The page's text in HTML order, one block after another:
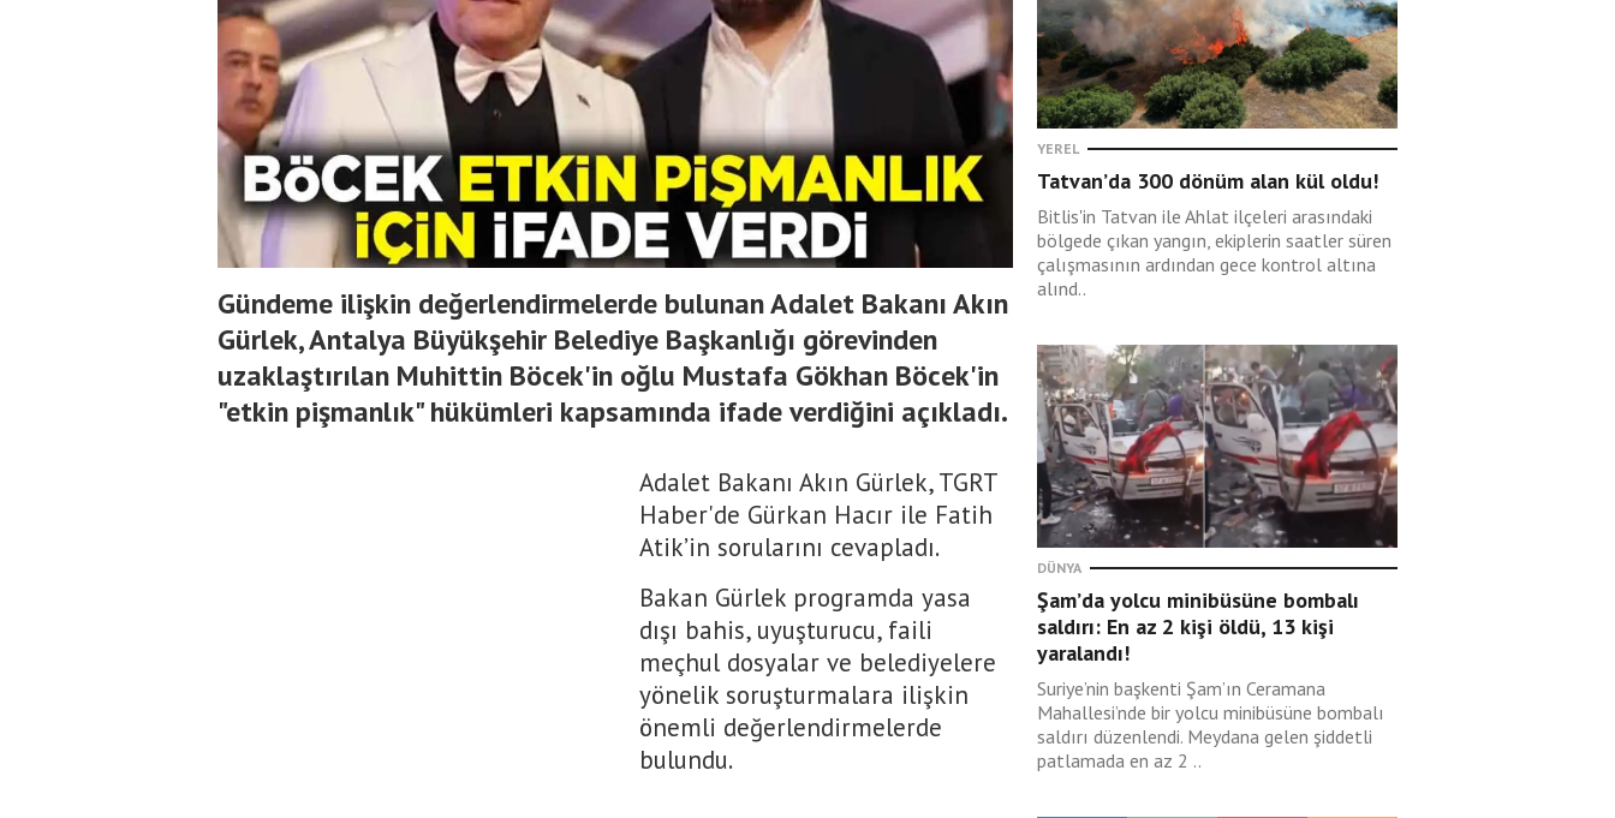
Gündeme ilişkin değerlendirmelerde bulunan Adalet Bakanı Akın
Gürlek, Antalya Büyükşehir Belediye Başkanlığı görevinden
uzaklaştırılan Muhittin Böcek'in oğlu Mustafa Gökhan Böcek'in
"etkin pişmanlık" hükümleri kapsamında ifade verdiğini açıkladı.
Adalet Bakanı Akın Gürlek, TGRT
Haber'de Gürkan Hacır ile Fatih
Atik’in sorularını cevapladı.
Bakan Gürlek programda yasa
dışı bahis, uyuşturucu, faili
meçhul dosyalar ve belediyelere
yönelik soruşturmalara ilişkin
önemli değerlendirmelerde
bulundu.
YEREL
Tatvan’da 300 dönüm alan kül oldu!
Bitlis'in Tatvan ile Ahlat ilçeleri arasındaki
bölgede çıkan yangın, ekiplerin saatler süren
çalışmasının ardından gece kontrol altına
alınd..
DÜNYA
Şam’da yolcu minibüsüne bombalı
saldırı: En az 2 kişi öldü, 13 kişi
yaralandı!
Suriye’nin başkenti Şam’ın Ceramana
Mahallesi’nde bir yolcu minibüsüne bombalı
saldırı düzenlendi. Meydana gelen şiddetli
patlamada en az 2 ..